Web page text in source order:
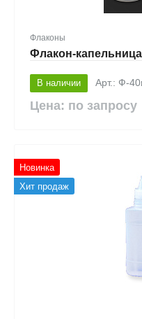
Флаконы
Флакон-
В наличии Арт.: Ф-
Цена: по запросу
Новинка
Хит продаж